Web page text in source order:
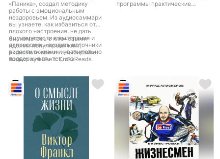
«Паника», создал методику
работы с эмоциональным
нездоровьем. Из аудиосаммари
вы узнаете, как избавиться от
плохого настроения, не дать
ему перерасти в выгорание и
депрессию, находить источники
радости в жизни и уважительно
поддерживать тех, кто
главные рекомендации
специалиста, который сам
прошел через ад депрессии.
Знакомьтесь с ключевыми
идеями популярных книг,
экономьте время и выбирайте
только лучшее с CrossReads.
программы практические
смотреть на людей в
организации не как на
инструменты, а как на живой
персонаж со своим характером,
целями и эмоциями».
Манферд Кетс де Врис, один из
ведущих экспертов Европы в
области менеджмента,
всесторонне рассматривает
феномен лидерства и
показывает пути, которые могут